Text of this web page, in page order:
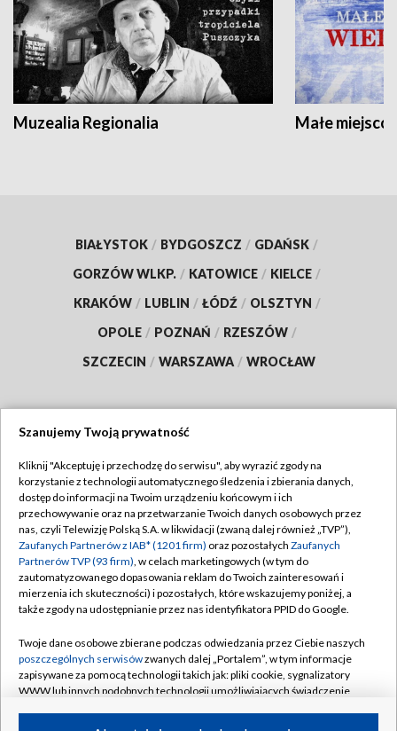
Muzealia Regionalia Małe
BIAŁYSTOK / BYDGOSZCZ / GDAŃSK /
GORZÓW WLKP. / KATOWICE / KIELCE /
KRAKÓW / LUBLIN / ŁÓDŹ / OLSZTYN /
OPOLE / POZNAŃ / RZESZÓW /
SZCZECIN / WARSZAWA / WROCŁAW
TVP
Abonament TVP
Emisja w TVP
Centrum informacji TVP
Naziemna Telewizja Cyfrowa
Rada Programowa
System NOS
Informacje o nadawcy
Regulamin TVP
Polityka prywatności
Moje zgody
Pomoc
Kontakt
Kanały
Szanujemy Twoją prywatność
Kliknij "Akceptuję i przechodzę do serwisu", aby wyrazić zgody na
korzystanie z technologii automatycznego śledzenia i zbierania danych,
dostęp do informacji na Twoim urządzeniu końcowym i ich
przechowywanie oraz na przetwarzanie Twoich danych osobowych przez
nas, czyli Telewizję Polską S.A. w likwidacji (zwaną dalej również „TVP”),
Zaufanych Partnerów z IAB* (1201 firm) oraz pozostałych Zaufanych
Partnerów TVP (93 firm), w celach marketingowych (w tym do
zautomatyzowanego dopasowania reklam do Twoich zainteresowań i
mierzenia ich skuteczności) i pozostałych, które wskazujemy poniżej, a
także zgody na udostępnianie przez nas identyfikatora PPID do Google.
Twoje dane osobowe zbierane podczas odwiedzania przez Ciebie naszych
poszczególnych serwisówzwanych dalej „Portalem”, w tym informacje
zapisywane za pomocą technologii takich jak: pliki cookie, sygnalizatory
WWW lub innych podobnych technologii umożliwiających świadczenie